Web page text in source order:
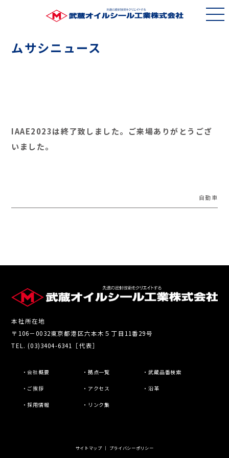
ムサシニュース
IAAE2023は終了致しました。ご来場ありがとうござ
いました。
自動車
本社所在地
〒106－0032東京都港区六本木５丁目11番29号
TEL. (03)3404-6341［代表］
・会社概要 ・拠点一覧 ・武蔵品番検索
・ご挨拶 ・アクセス ・沿革
・採用情報 ・リンク集
サイトマップ｜ プライバシーポリシー